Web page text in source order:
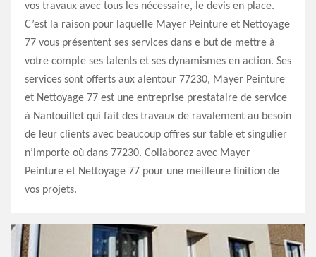
vos travaux avec tous les nécessaire, le devis en place.
C’est la raison pour laquelle Mayer Peinture et Nettoyage
77 vous présentent ses services dans e but de mettre à
votre compte ses talents et ses dynamismes en action. Ses
services sont offerts aux alentour 77230, Mayer Peinture
et Nettoyage 77 est une entreprise prestataire de service
à Nantouillet qui fait des travaux de ravalement au besoin
de leur clients avec beaucoup offres sur table et singulier
n’importe où dans 77230. Collaborez avec Mayer
Peinture et Nettoyage 77 pour une meilleure finition de
vos projets.